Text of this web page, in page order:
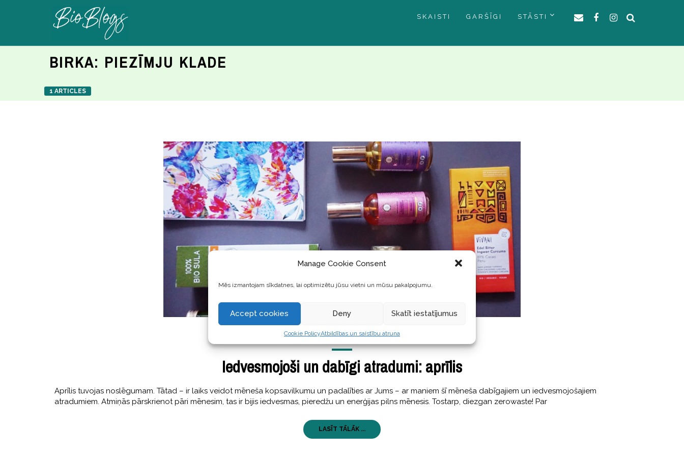
Manage Cookie Consent
Mēs izmantojam sīkdatnes, lai optimizētu jūsu vietni un mūsu pakalpojumu.
Accept cookies Deny Skatīt iestatījumus
Cookie PolicyAtbildības un saistību atruna
SKAISTI GARŠĪGI STĀSTI
BIRKA: PIEZĪMJU KLADE
1 ARTICLES
GARŠĪGI,SKAISTI
Iedvesmojoši un dabīgi atradumi: aprīlis
Aprīlis tuvojas noslēgumam. Tātad – ir laiks veidot mēneša kopsavilkumu un padalīties ar Jums – ar maniem šī mēneša dabīgajiem un iedvesmojošajiem
atradumiem. Atmiņās pārskrienot pāri mēnesim, tas ir bijis iedvesmas, pieredžu un enerģijas pilns mēnesis. Tostarp, diezgan zerowaste! Par
LASĪT TĀLĀK ...